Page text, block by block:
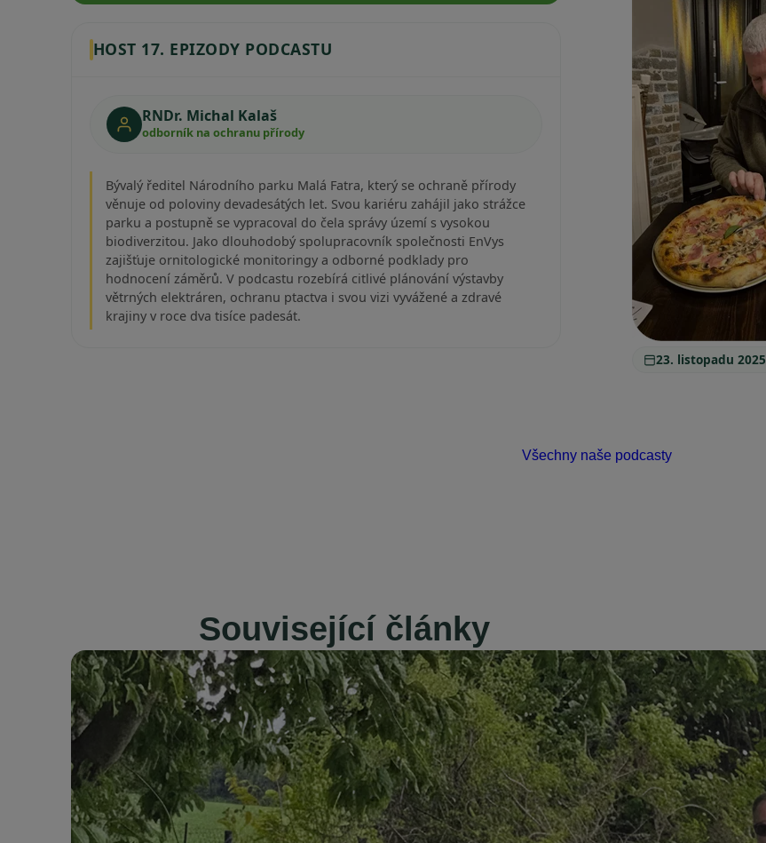
HOST 17. EPIZODY PODCASTU
RNDr. Michal Kalaš
odborník na ochranu přírody
Bývalý ředitel Národního parku Malá Fatra, který se ochraně přírody
věnuje od poloviny devadesátých let. Svou kariéru zahájil jako strážce
parku a postupně se vypracoval do čela správy území s vysokou
biodiverzitou. Jako dlouhodobý spolupracovník společnosti EnVys
zajišťuje ornitologické monitoringy a odborné podklady pro
hodnocení záměrů. V podcastu rozebírá citlivé plánování výstavby
větrných elektráren, ochranu ptactva i svou vizi vyvážené a zdravé
krajiny v roce dva tisíce padesát.
23. listopadu 2025
Všechny naše podcasty
Související články